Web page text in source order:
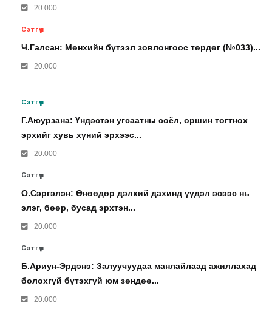
20.000
Сэтгүүл
Ч.Галсан: Мөнхийн бүтээл зовлонгоос төрдөг (№033)...
20.000
Сэтгүүл
Г.Аюурзана: Үндэстэн угсаатны соёл, оршин тогтнох
эрхийг хувь хүний эрхээс...
20.000
Сэтгүүл
О.Сэргэлэн: Өнөөдөр дэлхий дахинд үүдэл эсээс нь
элэг, бөөр, бусад эрхтэн...
20.000
Сэтгүүл
Б.Ариун-Эрдэнэ: Залуучуудаа манлайлаад ажиллахад
болохгүй бүтэхгүй юм зөндөө...
20.000